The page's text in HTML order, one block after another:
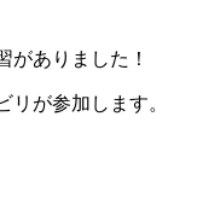
がありました！
が参加します。